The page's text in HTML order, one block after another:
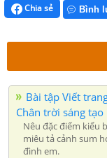
Chia sẻ Bình
Bài tập Viết
Chân trời sáng tạo
Nêu đặc điểm kiểu
miêu tả cảnh sum
đình em.